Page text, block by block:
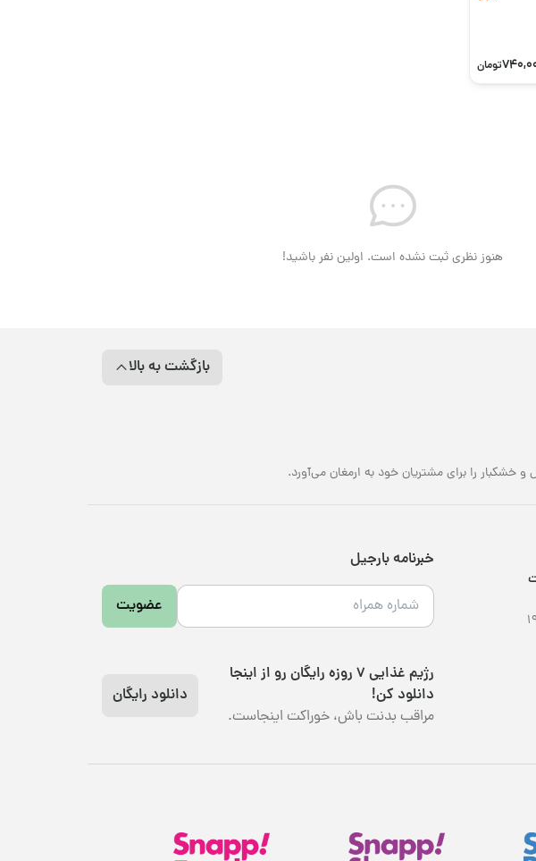
تومان
هنوز نظری ثبت نشده است. اولین نفر باشید!
بازگشت به بالا
خشکبار را برای مشتریان خود به ارمغان می‌آورد.
خبرنامه بارجیل
عضویت
رژیم غذایی 7 روزه رایگان رو از اینجا
دانلود کن!
مراقب بدنت باش، خوراکت اینجاست.
دانلود رایگان